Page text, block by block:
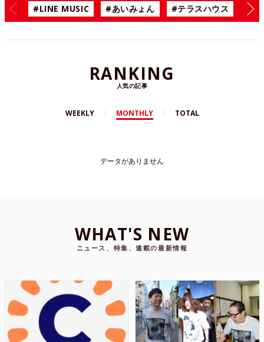
#LINE MUSIC #あいみょん #テラスハウス #漫
RANKING
人気の記事
WEEKLY MONTHLY TOTAL
データがありません
WHAT'S NEW
ニュース、特集、連載の最新情報